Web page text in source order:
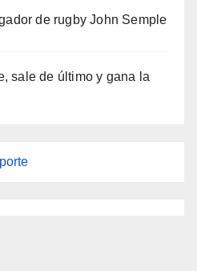
de rugby John Semple
sale de último y gana la